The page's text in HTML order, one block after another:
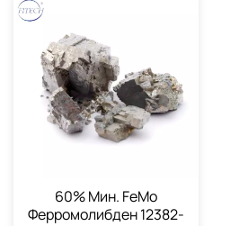
60% Мин. FeMo
Ферромолибден 12382-